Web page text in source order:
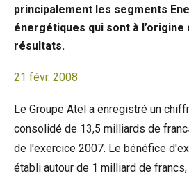
principalement les segments
énergétiques qui sont à l’origine
résultats.
21 févr. 2008
Le Groupe Atel a enregistré un
consolidé de 13,5 milliards de
de l'exercice 2007. Le bénéfice
établi autour de 1 milliard de